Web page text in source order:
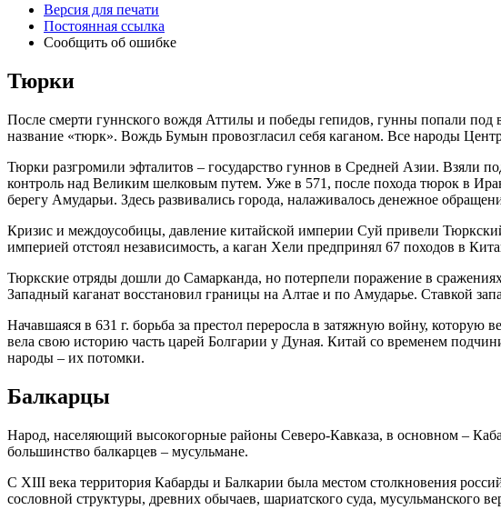
Версия для печати
Постоянная ссылка
Сообщить об ошибке
Тюрки
После смерти гуннского вождя Аттилы и победы гепидов, гунны попали под
название «тюрк». Вождь Бумын провозгласил себя каганом. Все народы
Тюрки разгромили эфталитов – государство гуннов в Средней Азии. Взяли
контроль над Великим шелковым путем. Уже в 571, после похода тюрок в
берегу Амударьи. Здесь развивались города, налаживалось денежное
Кризис и междоусобицы, давление китайской империи Суй привели
империей отстоял независимость, а каган Хели предпринял 67 походов в
Тюркские отряды дошли до Самарканда, но потерпели поражение в
Западный каганат восстановил границы на Алтае и по Амударье. Ставкой
Начавшаяся в 631 г. борьба за престол переросла в затяжную войну,
вела свою историю часть царей Болгарии у Дуная. Китай со временем
народы – их потомки.
Балкарцы
Народ, населяющий высокогорные районы Северо-Кавказа, в основном –
большинство балкарцев – мусульмане.
С XIII века территория Кабарды и Балкарии была местом столкновения
сословной структуры, древних обычаев, шариатского суда,